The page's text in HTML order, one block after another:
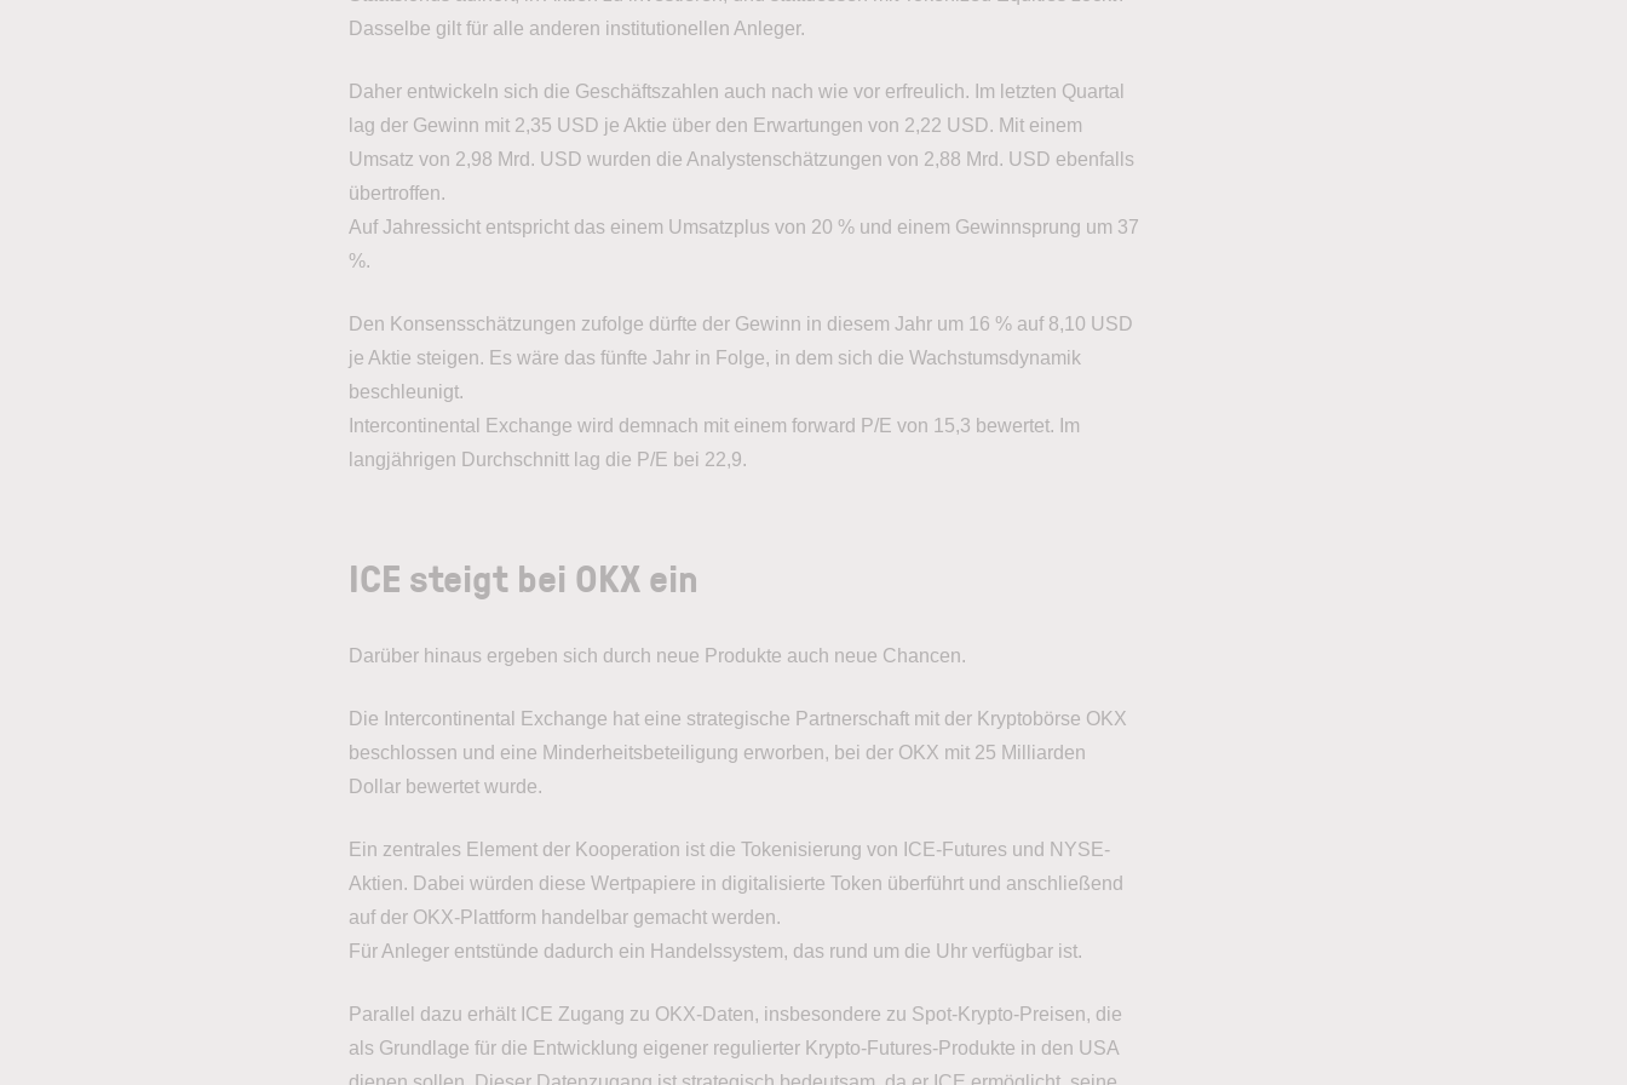
Dasselbe gilt für alle anderen institutionellen Anleger.
Daher entwickeln sich die Geschäftszahlen auch nach wie vor erfreulich. Im letzten Quartal
lag der Gewinn mit 2,35 USD je Aktie über den Erwartungen von 2,22 USD. Mit einem
Umsatz von 2,98 Mrd. USD wurden die Analystenschätzungen von 2,88 Mrd. USD ebenfalls
übertroffen.
Auf Jahressicht entspricht das einem Umsatzplus von 20 % und einem Gewinnsprung um 37
%.
Den Konsensschätzungen zufolge dürfte der Gewinn in diesem Jahr um 16 % auf 8,10 USD
je Aktie steigen. Es wäre das fünfte Jahr in Folge, in dem sich die Wachstumsdynamik
beschleunigt.
Intercontinental Exchange wird demnach mit einem forward P/E von 15,3 bewertet. Im
langjährigen Durchschnitt lag die P/E bei 22,9.
ICE steigt bei OKX ein
Darüber hinaus ergeben sich durch neue Produkte auch neue Chancen.
Die Intercontinental Exchange hat eine strategische Partnerschaft mit der Kryptobörse OKX
beschlossen und eine Minderheitsbeteiligung erworben, bei der OKX mit 25 Milliarden
Dollar bewertet wurde.
Ein zentrales Element der Kooperation ist die Tokenisierung von ICE-Futures und NYSE-
Aktien. Dabei würden diese Wertpapiere in digitalisierte Token überführt und anschließend
auf der OKX-Plattform handelbar gemacht werden.
Für Anleger entstünde dadurch ein Handelssystem, das rund um die Uhr verfügbar ist.
Parallel dazu erhält ICE Zugang zu OKX-Daten, insbesondere zu Spot-Krypto-Preisen, die
als Grundlage für die Entwicklung eigener regulierter Krypto-Futures-Produkte in den USA